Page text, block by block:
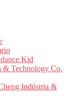
Kid
& Technology Co.
Indústria &